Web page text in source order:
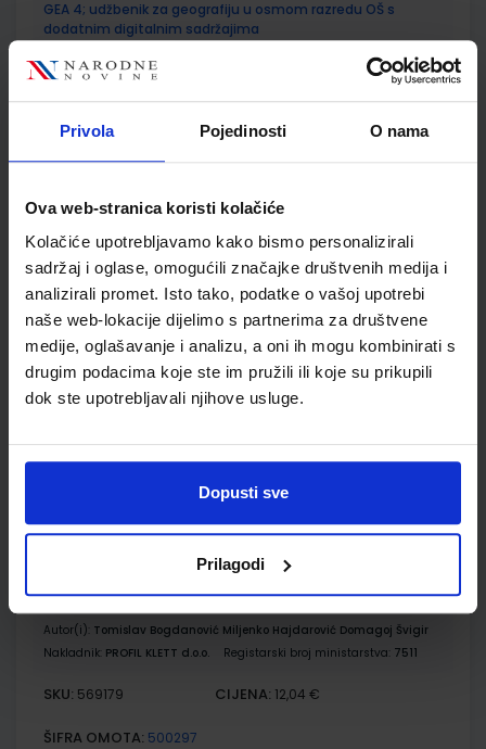
Privola Pojedinosti O nama
Ova web-stranica koristi kolačiće
Kolačiće upotrebljavamo kako bismo personalizirali
sadržaj i oglase, omogućili značajke društvenih medija i
analizirali promet. Isto tako, podatke o vašoj upotrebi
naše web-lokacije dijelimo s partnerima za društvene
medije, oglašavanje i analizu, a oni ih mogu kombinirati s
drugim podacima koje ste im pružili ili koje su prikupili
dok ste upotrebljavali njihove usluge.
Dopusti sve
Prilagodi
GEA 4; udžbenik za geografiju u osmom razredu OŠ s
dodatnim digitalnim sadržajima
Autor(i):Danijel Orešić Igor Tišma Ružica Vuk Alenka Bujan
Registarski broj ministarstva:7625
SKU:569175 CIJENA:12,04 €
Udžbenik Omot
GEA 4; radna bilježnica za geografiju u osmom razredu OŠ s
dodatnim digitalnim sadržajima
Autor(i):
Danijel Orešić Ružica Vuk Igor Tišma Alenka Bujan
7625-DOM
ŠIFRA OMOTA:500175
Omot
VREMEPLOV 8; udžbenik povijesti za osmi razred osnovne
škole
Autor(i): Tomislav Bogdanović Miljenko Hajdarović Domagoj Švigir
Nakladnik: PROFIL KLETT d.o.o. Registarski broj ministarstva: 7511
SKU: 569179 CIJENA: 12,04 €
ŠIFRA OMOTA: 500297